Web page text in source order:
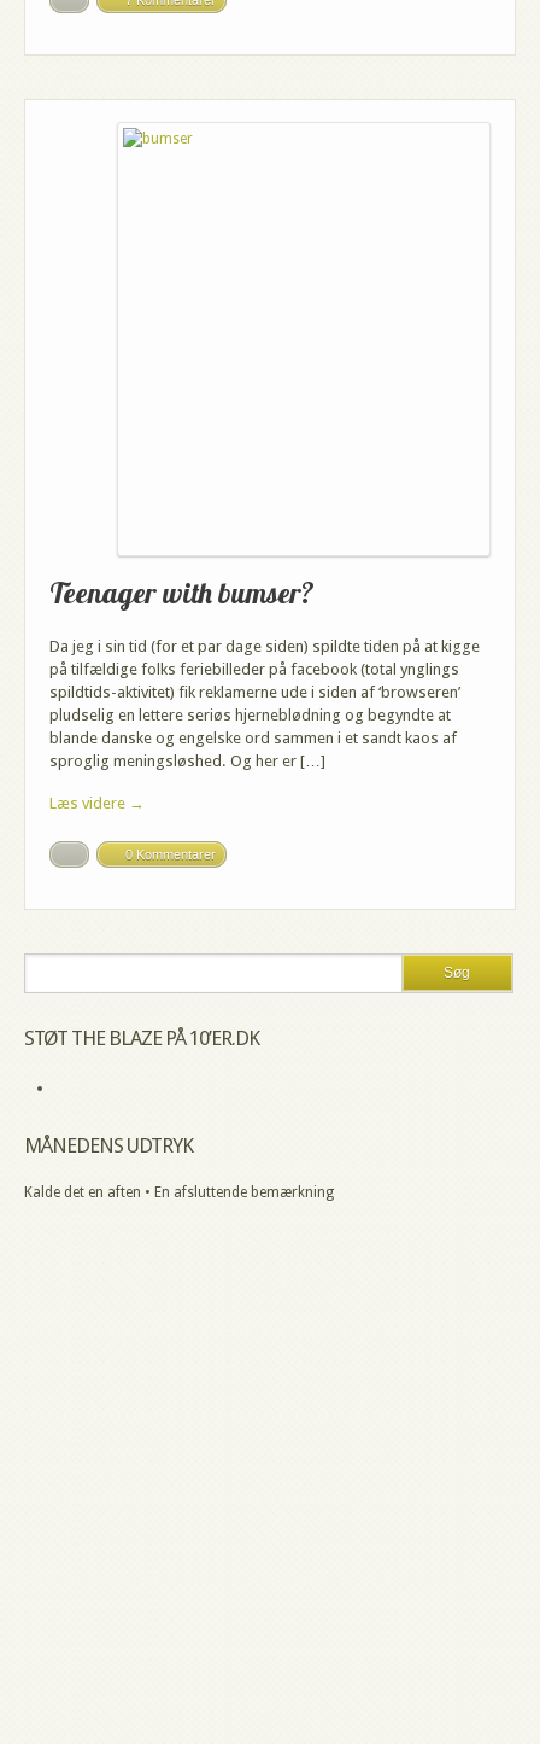
Teenager with bumser?
Da jeg i sin tid (for et par dage siden) spildte tiden på at kigge
på tilfældige folks feriebilleder på facebook (total ynglings
spildtids-aktivitet) fik reklamerne ude i siden af ‘browseren’
pludselig en lettere seriøs hjerneblødning og begyndte at
blande danske og engelske ord sammen i et sandt kaos af
sproglig meningsløshed. Og her er […]
Læs videre →
0 Kommentarer
STØT THE BLAZE PÅ 10’ER.DK
MÅNEDENS UDTRYK
Kalde det en aften • En afsluttende bemærkning